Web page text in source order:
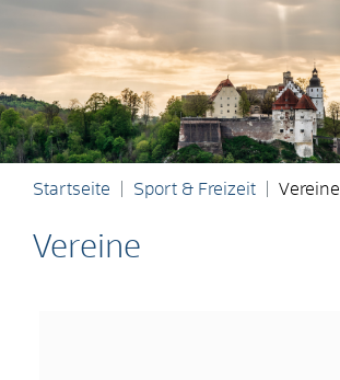
Startseite Sport & Freizeit Vereine
Vereine